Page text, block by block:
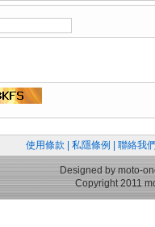
使用條款 私隱條例 聯絡我
Designed by moto-
Copyright 2011